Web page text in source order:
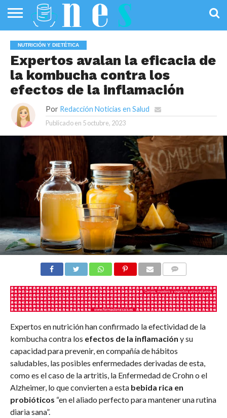
PÚBLICA
SANIDAD
INVESTIGACIÓN
ENTREVISTAS
PROFESIONALES
DE LA SALUD
INFOGRAFÍAS
DE SALUD
OPINIÓN
NUTRICIÓN Y DIETÉTICA
Expertos avalan la eficacia de
la kombucha contra los
efectos de la inflamación
Por Redacción Noticias en Salud
Publicado en 5 octubre, 2023
Expertos en nutrición han confirmado la efectividad de la
kombucha contra los efectos de la inflamación y su
capacidad para prevenir, en compañía de hábitos
saludables, las posibles enfermedades derivadas de esta,
como es el caso de la artritis, la Enfermedad de Crohn o el
Alzheimer, lo que convierten a esta bebida rica en
probióticos “en el aliado perfecto para mantener una rutina
diaria sana”.